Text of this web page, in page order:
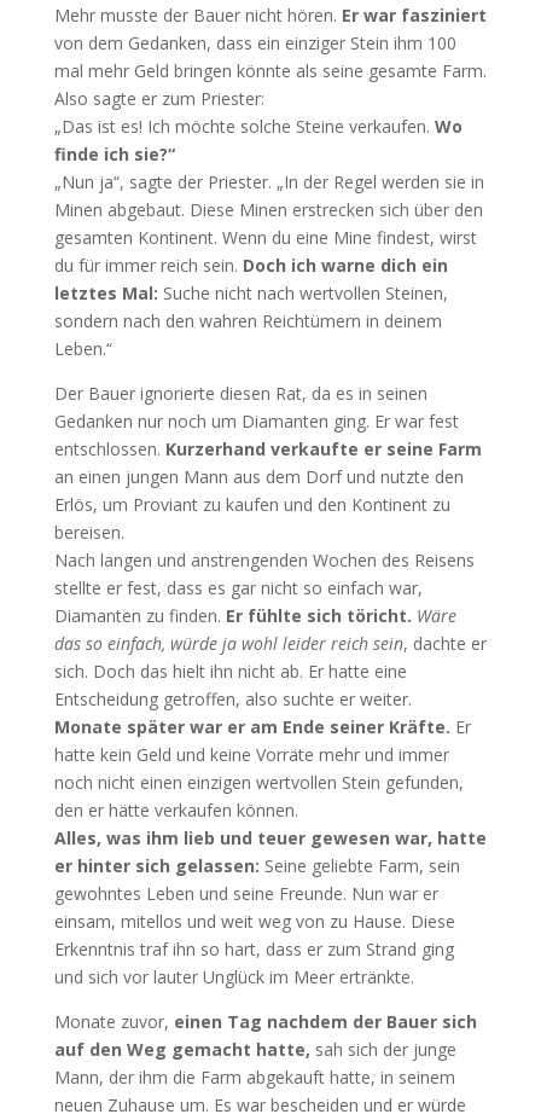
Mehr musste der Bauer nicht hören. Er war fasziniert
von dem Gedanken, dass ein einziger Stein ihm 100
mal mehr Geld bringen könnte als seine gesamte Farm.
Also sagte er zum Priester:
„Das ist es! Ich möchte solche Steine verkaufen. Wo
finde ich sie?“
„Nun ja“, sagte der Priester. „In der Regel werden sie in
Minen abgebaut. Diese Minen erstrecken sich über den
gesamten Kontinent. Wenn du eine Mine findest, wirst
du für immer reich sein. Doch ich warne dich ein
letztes Mal: Suche nicht nach wertvollen Steinen,
sondern nach den wahren Reichtümern in deinem
Leben.“
Der Bauer ignorierte diesen Rat, da es in seinen
Gedanken nur noch um Diamanten ging. Er war fest
entschlossen. Kurzerhand verkaufte er seine Farm
an einen jungen Mann aus dem Dorf und nutzte den
Erlös, um Proviant zu kaufen und den Kontinent zu
bereisen.
Nach langen und anstrengenden Wochen des Reisens
stellte er fest, dass es gar nicht so einfach war,
Diamanten zu finden. Er fühlte sich töricht. Wäre
das so einfach, würde ja wohl leider reich sein, dachte er
sich. Doch das hielt ihn nicht ab. Er hatte eine
Entscheidung getroffen, also suchte er weiter.
Monate später war er am Ende seiner Kräfte. Er
hatte kein Geld und keine Vorräte mehr und immer
noch nicht einen einzigen wertvollen Stein gefunden,
den er hätte verkaufen können.
Alles, was ihm lieb und teuer gewesen war, hatte
er hinter sich gelassen: Seine geliebte Farm, sein
gewohntes Leben und seine Freunde. Nun war er
einsam, mitellos und weit weg von zu Hause. Diese
Erkenntnis traf ihn so hart, dass er zum Strand ging
und sich vor lauter Unglück im Meer ertränkte.
Monate zuvor, einen Tag nachdem der Bauer sich
auf den Weg gemacht hatte, sah sich der junge
Mann, der ihm die Farm abgekauft hatte, in seinem
neuen Zuhause um. Es war bescheiden und er würde